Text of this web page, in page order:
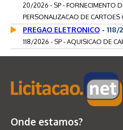
20/2026 - SP - FORNECIMENTO
PERSONALIZACAO DE
PREGAO ELETRONICO - 118/
118/2026 - SP - AQUISICAO DE
Onde estamos?